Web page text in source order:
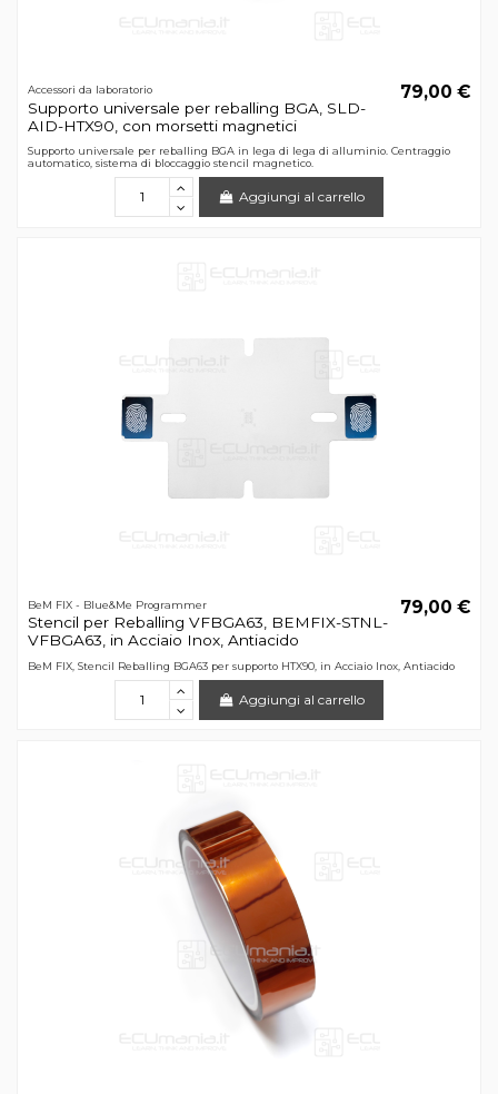
Accessori da laboratorio
Supporto universale per reballing BGA, SLD-
AID-HTX90, con morsetti magnetici
79,00 €
Supporto universale per reballing BGA in lega di lega di alluminio. Centraggio
automatico, sistema di bloccaggio stencil magnetico.
Aggiungi al carrello
BeM FIX - Blue&Me Programmer
Stencil per Reballing VFBGA63, BEMFIX-STNL-
VFBGA63, in Acciaio Inox, Antiacido
79,00 €
BeM FIX, Stencil Reballing BGA63 per supporto HTX90, in Acciaio Inox, Antiacido
Aggiungi al carrello